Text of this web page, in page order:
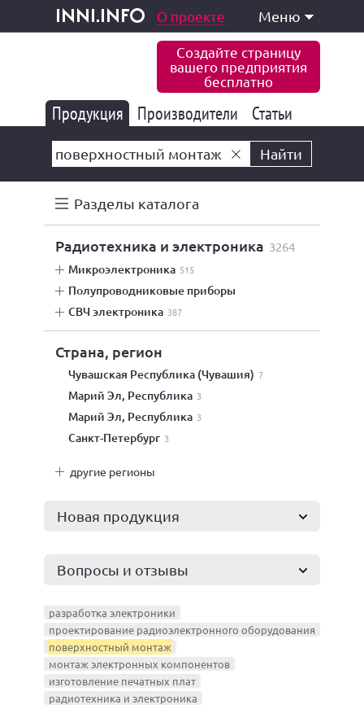
inni.info
и услуги О проекте Меню
Создайте страницу
вашего предприятия
бесплатно
Продукция 177 847
Производители 6 777
Статьи
Найти
Разделы каталога
радиотехника и электроника 3264
микроэлектроника 515
полупроводниковые приборы
СВЧ электроника 387
Страна, регион
Чувашская Республика (Чувашия) 7
Марий Эл, Республика 3
Марий Эл, Республика 3
Санкт-Петербург 3
другие регионы
Новая продукция
Вопросы и отзывы
разработка электроники
проектирование радиоэлектронного оборудования
поверхностный монтаж
монтаж электронных компонентов
изготовление печатных плат
радиотехника и электроника